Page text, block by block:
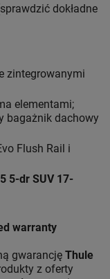
dokładne
zintegrowanymi
elementami;
bagażnik dachowy
Flush Rail i
5-dr SUV 17-
warranty
gwarancję Thule
z oferty